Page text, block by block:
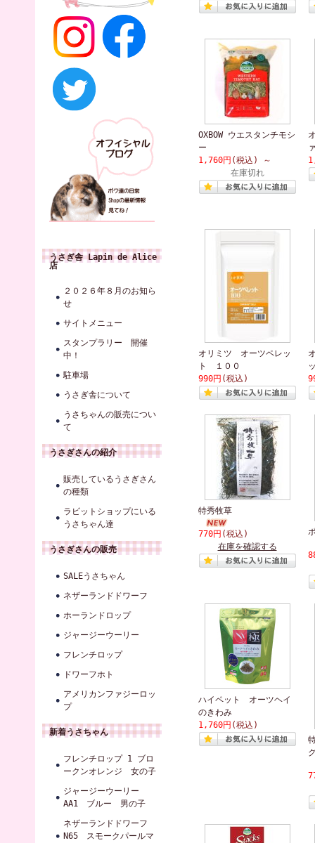
うさぎ舎 Lapin de Alice
店
２０２６年８月のお知ら
せ
サイトメニュー
スタンプラリー 開催
中！
駐車場
うさぎ舎について
うさちゃんの販売につい
て
うさぎさんの紹介
販売しているうさぎさん
の種類
ラビットショップにいる
うさちゃん達
うさぎさんの販売
SALEうさちゃん
ネザーランドドワーフ
ホーランドロップ
ジャージーウーリー
フレンチロップ
ドワーフホト
アメリカンファジーロッ
プ
新着うさちゃん
フレンチロップ 1 ブロ
ークンオレンジ 女の子
ジャージーウーリー
AA1 ブルー 男の子
ネザーランドドワーフ
N65 スモークパールマ
OXBOW ウエスタンチモシ
ー
1,760円 (税込)
～
在庫切れ
オリミツ オーツペレッ
ト １００
990円 (税込)
特秀牧草
770円 (税込)
在庫を確認する
ハイペット オーツヘイ
のきわみ
1,760円 (税込)